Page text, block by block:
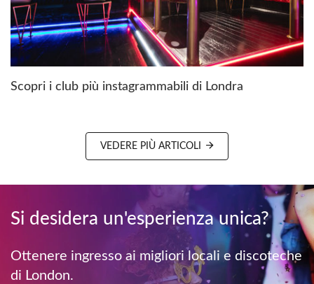
Scopri i club più instagrammabili di Londra
VEDERE PIÙ ARTICOLI
Si desidera un'esperienza unica?
Ottenere ingresso ai migliori locali e discoteche
di London.